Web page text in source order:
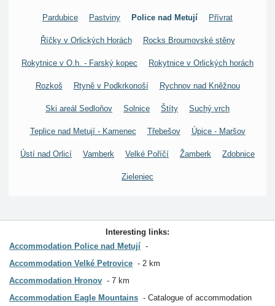
Pardubice Pastviny Police nad Metují Přívrat
Říčky v Orlických Horách Rocks Broumovské stěny
Rokytnice v O.h. - Farský kopec Rokytnice v Orlických horách
Rozkoš Rtyně v Podkrkonoší Rychnov nad Kněžnou
Ski areál Sedloňov Solnice Štíty Suchý vrch
Teplice nad Metují - Kamenec Třebešov Úpice - Maršov
Ústí nad Orlicí Vamberk Velké Poříčí Žamberk Zdobnice
Zieleniec
Interesting links:
Accommodation Police nad Metují
Accommodation Velké Petrovice
2 km
Accommodation Hronov
7 km
Accommodation Eagle Mountains
Catalogue of accommodation